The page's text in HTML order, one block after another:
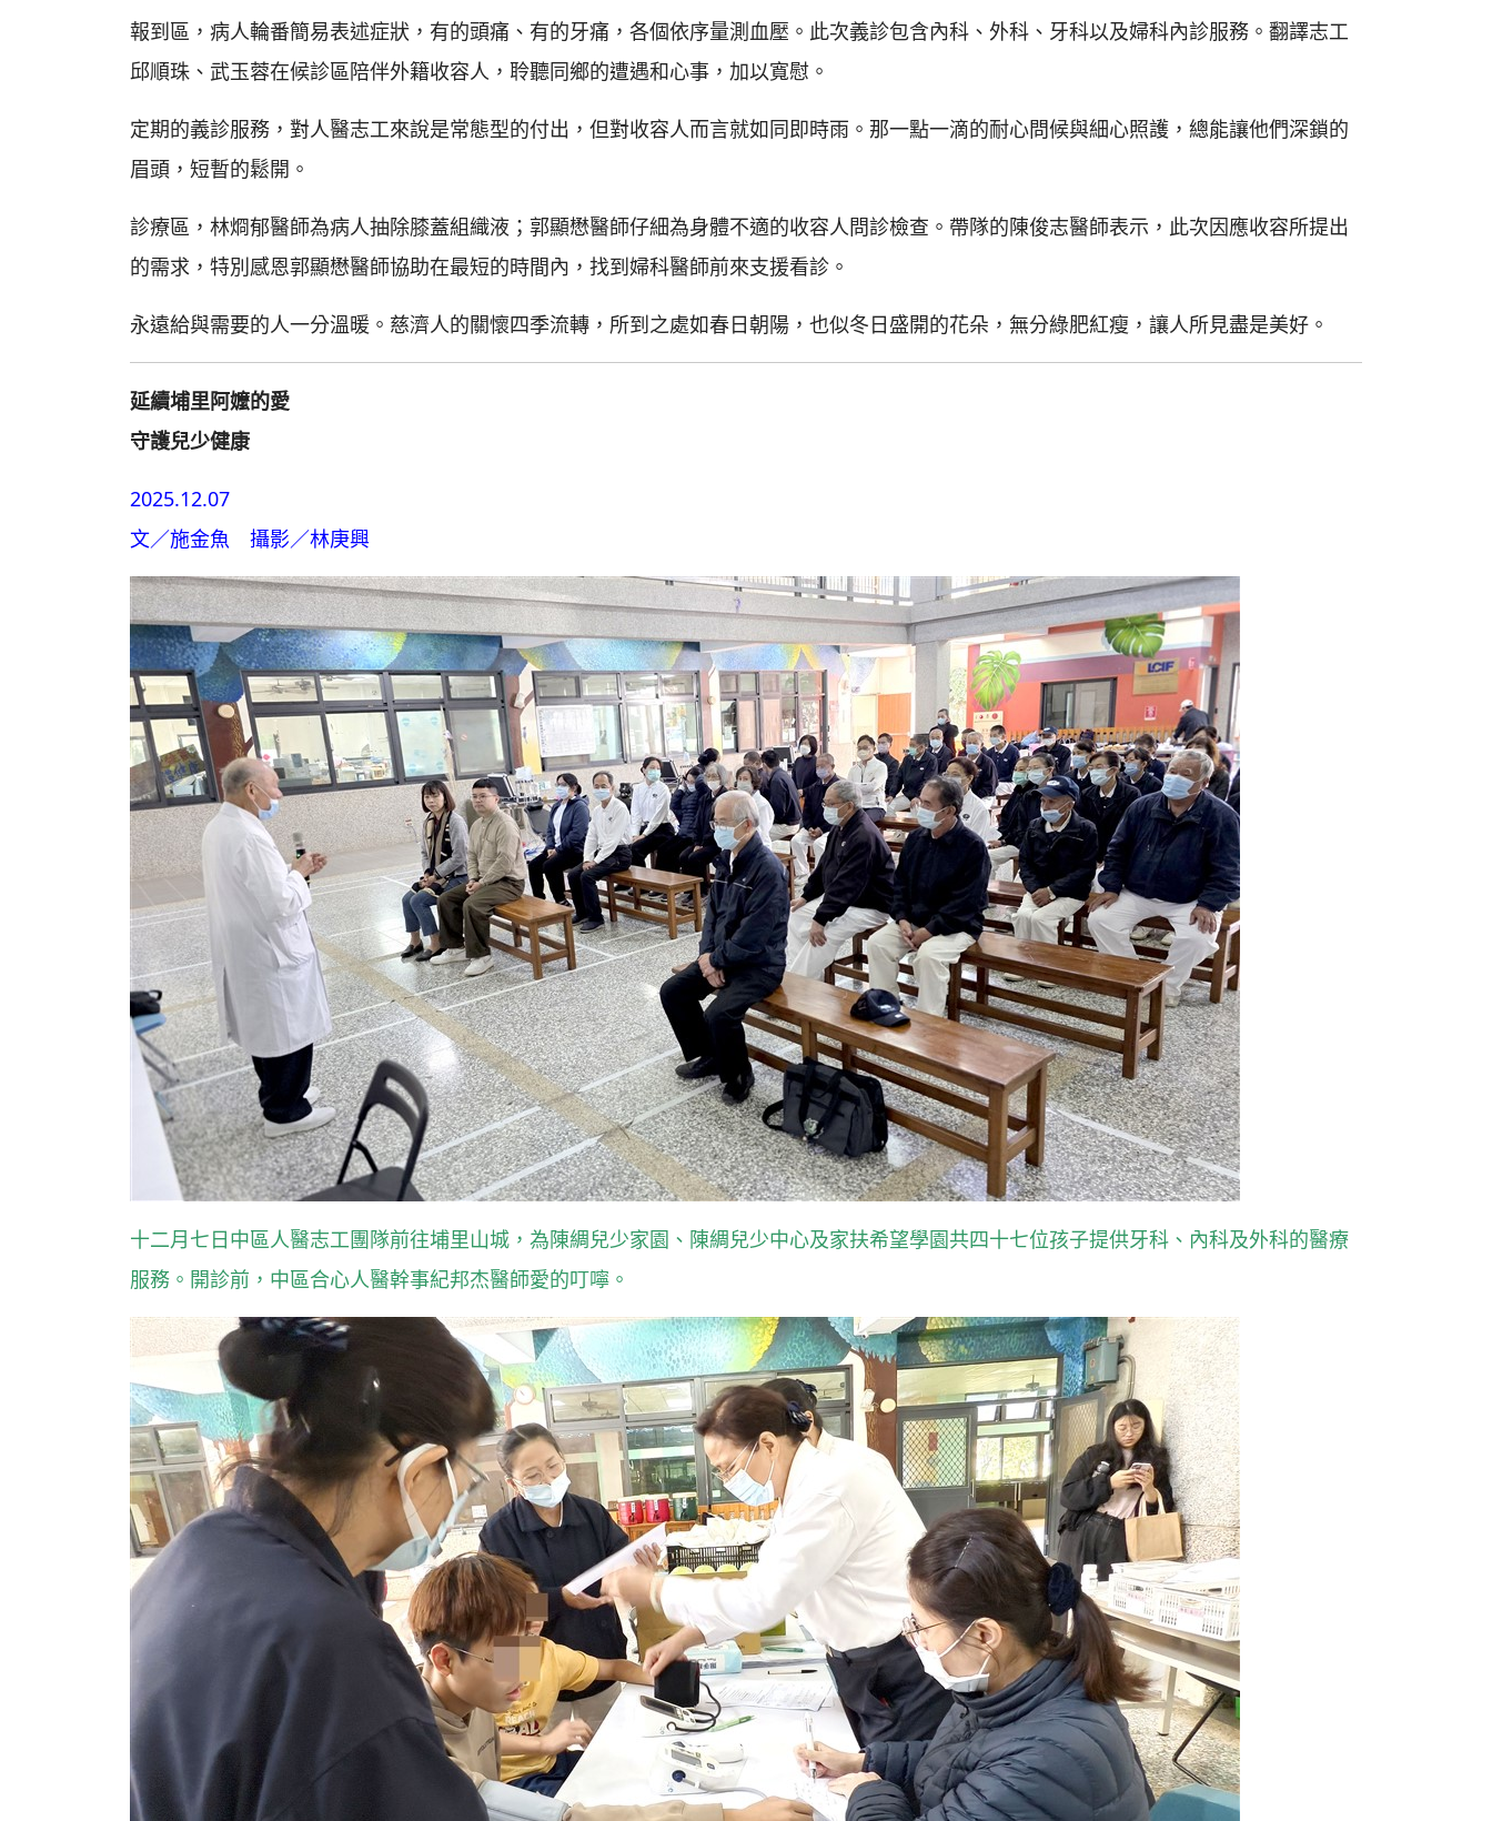
報到區，病人輪番簡易表述症狀，有的頭痛、有的牙痛，各個依序量測血壓。此次義診包含內科、外科、牙科以及婦科內診服務。翻譯志工
邱順珠、武玉蓉在候診區陪伴外籍收容人，聆聽同鄉的遭遇和心事，加以寬慰。
定期的義診服務，對人醫志工來說是常態型的付出，但對收容人而言就如同即時雨。那一點一滴的耐心問候與細心照護，總能讓他們深鎖的
眉頭，短暫的鬆開。
診療區，林烱郁醫師為病人抽除膝蓋組織液；郭顯懋醫師仔細為身體不適的收容人問診檢查。帶隊的陳俊志醫師表示，此次因應收容所提出
的需求，特別感恩郭顯懋醫師協助在最短的時間內，找到婦科醫師前來支援看診。
永遠給與需要的人一分溫暖。慈濟人的關懷四季流轉，所到之處如春日朝陽，也似冬日盛開的花朵，無分綠肥紅瘦，讓人所見盡是美好。
延續埔里阿嬤的愛
守護兒少健康
2025.12.07
文／施金魚 攝影／林庚興
十二月七日中區人醫志工團隊前往埔里山城，為陳綢兒少家園、陳綢兒少中心及家扶希望學園共四十七位孩子提供牙科、內科及外科的醫療
服務。開診前，中區合心人醫幹事紀邦杰醫師愛的叮嚀。